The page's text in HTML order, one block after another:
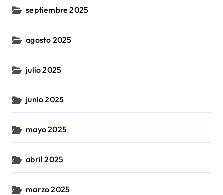
septiembre 2025
agosto 2025
julio 2025
junio 2025
mayo 2025
abril 2025
marzo 2025